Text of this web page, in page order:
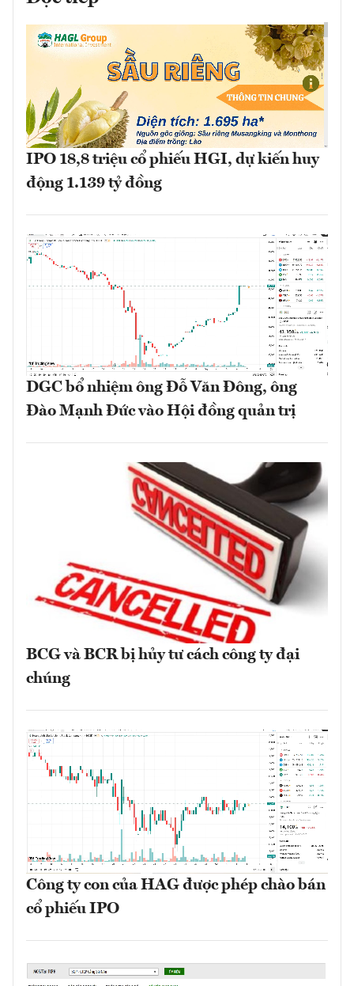
IPO 18,8 triệu cổ phiếu HGI, dự kiến huy
động 1.139 tỷ đồng
DGC bổ nhiệm ông Đỗ Văn Đông, ông
Đào Mạnh Đức vào Hội đồng quản trị
BCG và BCR bị hủy tư cách công ty đại
chúng
Công ty con của HAG được phép chào bán
cổ phiếu IPO